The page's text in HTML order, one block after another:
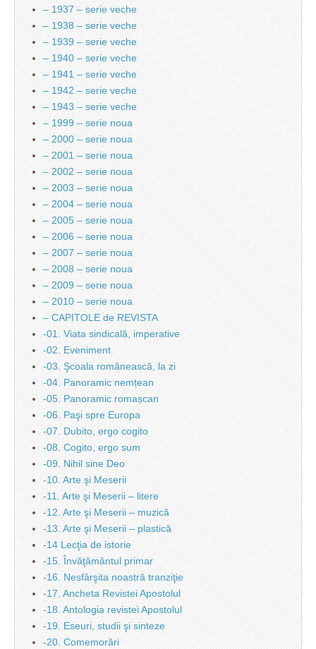
– 1937 – serie veche
– 1938 – serie veche
– 1939 – serie veche
– 1940 – serie veche
– 1941 – serie veche
– 1942 – serie veche
– 1943 – serie veche
– 1999 – serie noua
– 2000 – serie noua
– 2001 – serie noua
– 2002 – serie noua
– 2003 – serie noua
– 2004 – serie noua
– 2005 – serie noua
– 2006 – serie noua
– 2007 – serie noua
– 2008 – serie noua
– 2009 – serie noua
– 2010 – serie noua
– CAPITOLE de REVISTA
-01. Viata sindicală, imperative
-02. Eveniment
-03. Şcoala românească, la zi
-04. Panoramic nemțean
-05. Panoramic romașcan
-06. Paşi spre Europa
-07. Dubito, ergo cogito
-08. Cogito, ergo sum
-09. Nihil sine Deo
-10. Arte şi Meserii
-11. Arte şi Meserii – litere
-12. Arte şi Meserii – muzică
-13. Arte şi Meserii – plastică
-14 Lecţia de istorie
-15. Învăţământul primar
-16. Nesfârşita noastră tranziţie
-17. Ancheta Revistei Apostolul
-18. Antologia revistei Apostolul
-19. Eseuri, studii şi sinteze
-20. Comemorări